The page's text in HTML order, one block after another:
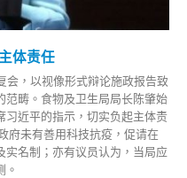
体责任
会，以视像形式辩论施政报告致
范畴。食物及卫生局局长陈肇始
习近平的指示，切实负起主体责
府未有善用科技抗疫，促请在
实名制；亦有议员认为，当局应
。